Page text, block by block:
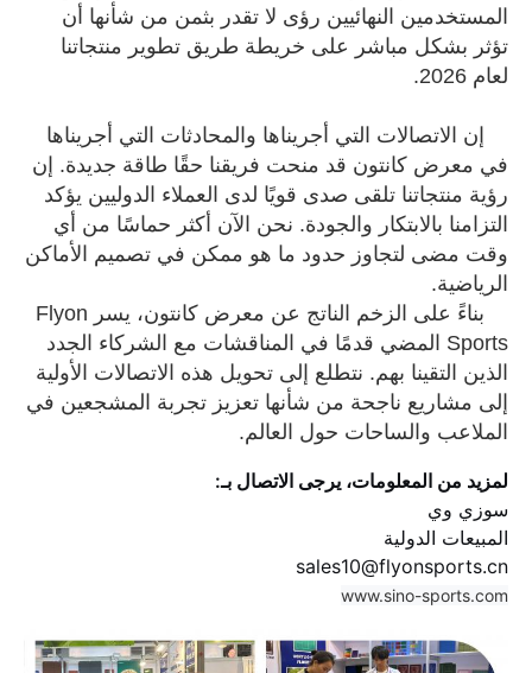
المستخدمين النهائيين رؤى لا تقدر بثمن من شأنها أن
تؤثر بشكل مباشر على خريطة طريق تطوير منتجاتنا
لعام 2026.
إن الاتصالات التي أجريناها والمحادثات التي أجريناها
في معرض كانتون قد منحت فريقنا حقًا طاقة جديدة. إن
رؤية منتجاتنا تلقى صدى قويًا لدى العملاء الدوليين يؤكد
التزامنا بالابتكار والجودة. نحن الآن أكثر حماسًا من أي
وقت مضى لتجاوز حدود ما هو ممكن في تصميم الأماكن
الرياضية.
بناءً على الزخم الناتج عن معرض كانتون، يسر Flyon
Sports المضي قدمًا في المناقشات مع الشركاء الجدد
الذين التقينا بهم. نتطلع إلى تحويل هذه الاتصالات الأولية
إلى مشاريع ناجحة من شأنها تعزيز تجربة المشجعين في
الملاعب والساحات حول العالم.
لمزيد من المعلومات، يرجى الاتصال بـ:
سوزي وي
المبيعات الدولية
sales10@flyonsports.cn
www.sino-sports.com